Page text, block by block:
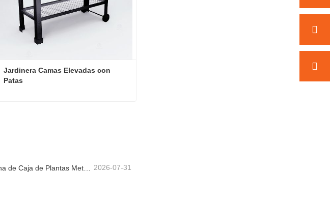
Jardinera Camas Elevadas con
Patas
Fabricante en China de Caja de Plantas Metálica Personalizada con Enrejado para Soluciones de Jardín de Privacidad en Exterior 2026-07-31